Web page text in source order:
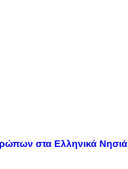
στα Ελληνικά Νησιά